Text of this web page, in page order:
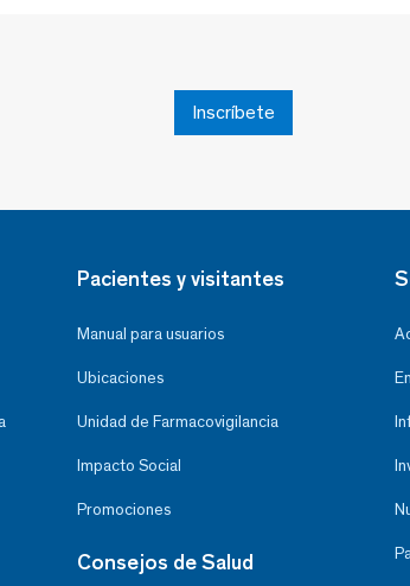
Inscríbete
Pacientes y visitantes
Manual para usuarios
Ubicaciones
Unidad de Farmacovigilancia
Impacto Social
Promociones
Consejos de Salud